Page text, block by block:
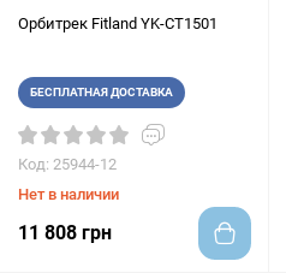
Орбитрек Fitland YK-CT1501
БЕСПЛАТНАЯ ДОСТАВКА
Код: 25944-12
Нет в наличии
11 808 грн